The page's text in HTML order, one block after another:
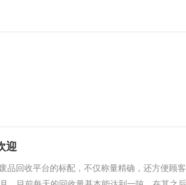
迎
品回收平台的标配，不仅称量精确，还方便顾